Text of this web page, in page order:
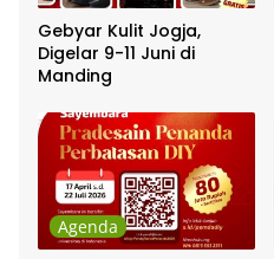
Gebyar Kulit Jogja,
Digelar 9-11 Juni di
Manding
Agenda